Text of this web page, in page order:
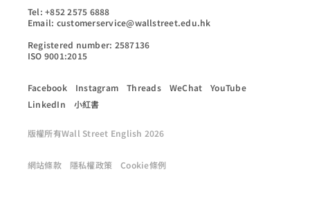
Tel: +852 2575 6888
Email: customerservice@wallstreet.edu.hk
Registered number: 2587136
ISO 9001:2015
Facebook Instagram Threads WeChat
YouTube
LinkedIn
小紅書
版權所有Wall Street English 2026
網站條款 隱私權政策 Cookie條例